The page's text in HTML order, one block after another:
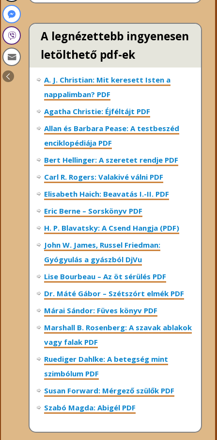
A legnézettebb ingyenesen
letölthető pdf-ek
A. J. Christian: Mit keresett Isten a
nappalimban? PDF
Agatha Christie: Éjféltájt PDF
Allan és Barbara Pease: A testbeszéd
enciklopédiája PDF
Bert Hellinger: A ​szeretet rendje PDF
Carl R. Rogers: Valakivé válni PDF
Elisabeth Haich: Beavatás I.-II. PDF
Eric Berne – Sorskönyv PDF
H. P. Blavatsky: A Csend Hangja (PDF)
John W. James, Russel Friedman:
Gyógyulás a gyászból DjVu
Lise Bourbeau – Az öt sérülés PDF
Dr. Máté Gábor – Szétszórt elmék PDF
Márai Sándor: Füves könyv PDF
Marshall B. Rosenberg: A szavak ablakok
vagy falak PDF
Ruediger Dahlke: A betegség mint
szimbólum PDF
Susan Forward: Mérgező szülők PDF
Szabó Magda: Abigél PDF